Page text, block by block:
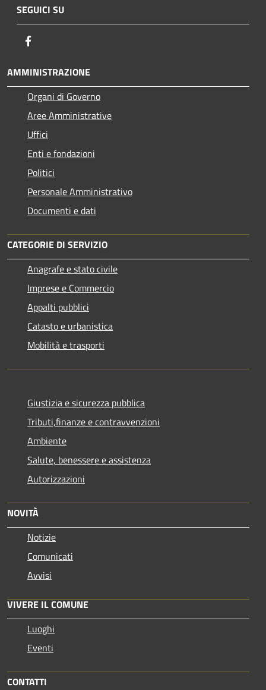
SEGUICI SU
AMMINISTRAZIONE
Organi di Governo
Aree Amministrative
Uffici
Enti e fondazioni
Politici
Personale Amministrativo
Documenti e dati
CATEGORIE DI SERVIZIO
Anagrafe e stato civile
Imprese e Commercio
Appalti pubblici
Catasto e urbanistica
Mobilità e trasporti
Giustizia e sicurezza pubblica
Tributi,finanze e contravvenzioni
Ambiente
Salute, benessere e assistenza
Autorizzazioni
NOVITÀ
Notizie
Comunicati
Avvisi
VIVERE IL COMUNE
Luoghi
Eventi
CONTATTI